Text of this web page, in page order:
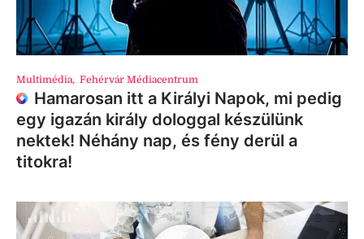
Multimédia, Fehérvár Médiacentrum
Hamarosan itt a Királyi Napok, mi pedig
egy igazán király dologgal készülünk
nektek! Néhány nap, és fény derül a
titokra!